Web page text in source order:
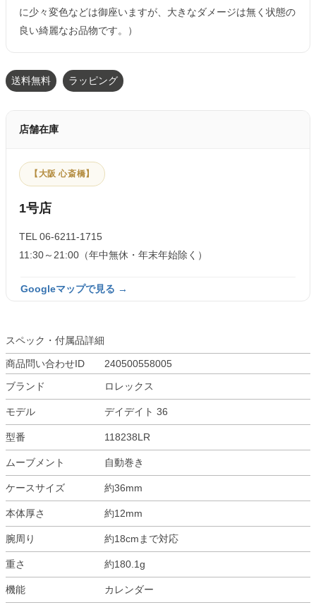
に少々変色などは御座いますが、大きなダメージは無く状態の
良い綺麗なお品物です。）
送料無料 ラッピング
店舗在庫
【大阪 心斎橋】
1号店
TEL 06-6211-1715
11:30～21:00（年中無休・年末年始除く）
Googleマップで見る →
スペック・付属品詳細
商品問い合わせID
240500558005
ブランド
ロレックス
モデル デイデイト 36
型番 118238LR
ムーブメント 自動巻き
ケースサイズ 約36mm
本体厚さ 約12mm
腕周り 約18cmまで対応
重さ 約180.1g
機能 カレンダー